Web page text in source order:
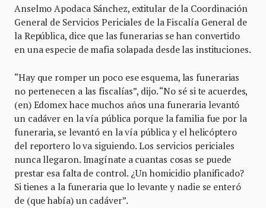
Anselmo Apodaca Sánchez, extitular de la Coordinación
General de Servicios Periciales de la Fiscalía General de
la República, dice que las funerarias se han convertido
en una especie de mafia solapada desde las instituciones.
“Hay que romper un poco ese esquema, las funerarias
no pertenecen a las fiscalías”, dijo. “No sé si te acuerdes,
(en) Edomex hace muchos años una funeraria levantó
un cadáver en la vía pública porque la familia fue por la
funeraria, se levantó en la vía pública y el helicóptero
del reportero lo va siguiendo. Los servicios periciales
nunca llegaron. Imagínate a cuantas cosas se puede
prestar esa falta de control. ¿Un homicidio planificado?
Si tienes a la funeraria que lo levante y nadie se enteró
de (que había) un cadáver”.